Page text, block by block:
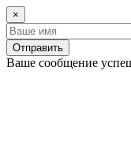
×
Отправить
Ваше сообщение